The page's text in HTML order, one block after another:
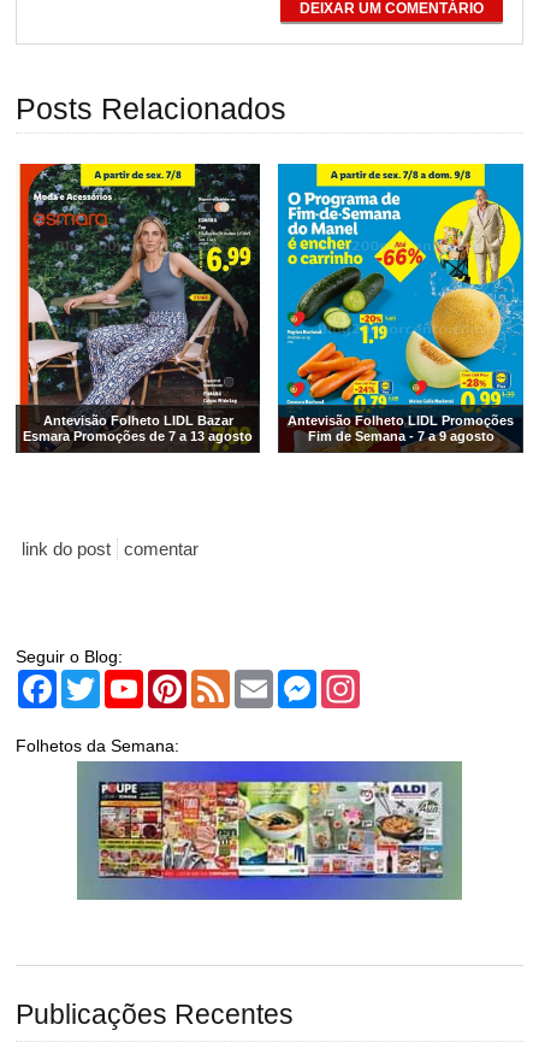
DEIXAR UM COMENTÁRIO
Posts Relacionados
Antevisão Folheto LIDL Bazar
Esmara Promoções de 7 a 13 agosto
Antevisão Folheto LIDL Promoções
Fim de Semana - 7 a 9 agosto
link do post comentar
Seguir o Blog:
Facebook
TwitterYouTubePinterest
Feed Email Messenger
Folhetos da Semana:
Publicações Recentes